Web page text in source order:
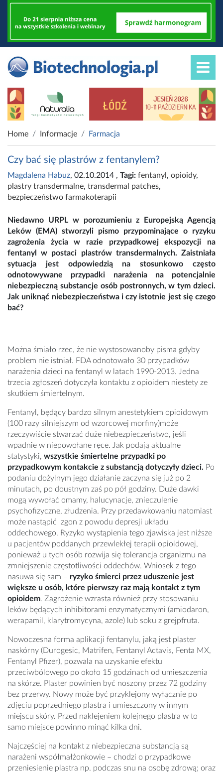
Home Informacje Farmacja
Czy bać się plastrów z fentanylem?
Magdalena Habuz, 02.10.2014 , Tagi: fentanyl , opioidy,
plastry transdermalne, transdermal patches,
bezpieczeństwo farmakoterapii
Niedawno URPL w porozumieniu z Europejską Agencją
Leków (EMA) stworzyli pismo przypominające o ryzyku
zagrożenia życia w razie przypadkowej ekspozycji na
fentanyl w postaci plastrów transdermalnych. Zaistniała
sytuacja jest odpowiedzią na stosunkowo często
odnotowywane przypadki narażenia na potencjalnie
niebezpieczną substancje osób postronnych, w tym dzieci.
Jak uniknąć niebezpieczeństwa i czy istotnie jest się czego
bać?
Można śmiało rzec, że nie wystosowanoby pisma gdyby
problem nie istniał. FDA odnotowało 30 przypadków
narażenia dzieci na fentanyl w latach 1990-2013. Jedna
trzecia zgłoszeń dotyczyła kontaktu z opioidem niestety ze
skutkiem śmiertelnym.
Fentanyl, będący bardzo silnym anestetykiem opioidowym
(100 razy silniejszym od wzorcowej morfiny)może
rzeczywiście stwarzać duże niebezpieczeństwo, jeśli
wpadnie w niepowołane ręce. Jak podają aktualne
statystyki, wszystkie śmiertelne przypadki po
przypadkowym kontakcie z substancją dotyczyły dzieci. Po
podaniu dożylnym jego działanie zaczyna się już po 2
minutach, po doustnym zaś po pół godziny. Duże dawki
mogą wywołać omamy, halucynacje, znieczulenie
psychofizyczne, złudzenia. Przy przedawkowaniu natomiast
może nastąpić zgon z powodu depresji układu
oddechowego. Ryzyko wystąpienia tego zjawiska jest niższe
u pacjentów poddanych przewlekłej terapii opioidowej,
ponieważ u tych osób rozwija się tolerancja organizmu na
zmniejszenie częstotliwości oddechów. Wniosek z tego
nasuwa się sam – ryzyko śmierci przez uduszenie jest
większe u osób, które pierwszy raz mają kontakt z tym
opioidem. Zagrożenie wzrasta również przy stosowaniu
leków będących inhibitorami enzymatycznymi (amiodaron,
werapamil, klarytromycyna, azole) lub soku z grejpfruta.
Nowoczesna forma aplikacji fentanylu, jaką jest plaster
naskórny (Durogesic, Matrifen, Fentanyl Actavis, Fenta MX,
Fentanyl Pfizer), pozwala na uzyskanie efektu
przeciwbólowego po około 15 godzinach od umieszczenia
na skórze. Plaster powinien być noszony przez 72 godziny
bez przerwy. Nowy może być przyklejony wyłącznie po
zdjęciu poprzedniego plastra i umieszczony w innym
miejscu skóry. Przed naklejeniem kolejnego plastra w to
samo miejsce powinno minąć kilka dni.
Najczęściej na kontakt z niebezpieczna substancją są
narażeni współmałżonkowie – chodzi o przypadkowe
przeniesienie plastra np. podczas snu na osobę zdrową; oraz